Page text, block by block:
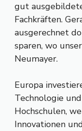
gut
Fachkräften.
ausgerechnet
sparen, wo
Neumayer.
Europa
Technologie und
Hochschulen,
Innovationen